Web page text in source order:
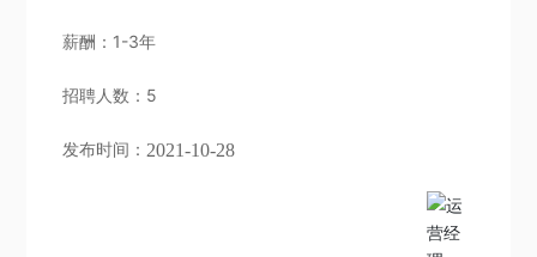
薪酬： 1-3年
招聘人数： 5
发布时间： 2021-10-28